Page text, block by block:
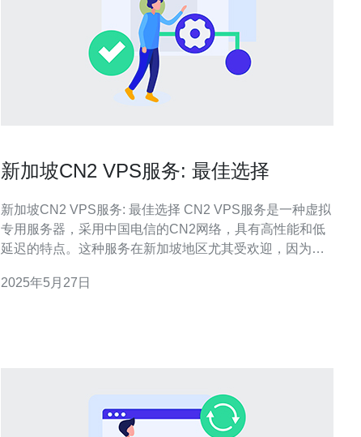
新加坡CN2 VPS服务: 最佳选择
新加坡CN2 VPS服务: 最佳选择 CN2 VPS服务是一种虚拟
专用服务器，采用中国电信的CN2网络，具有高性能和低
延迟的特点。这种服务在新加坡地区尤其受欢迎，因为新
CN2 VPS服务有以下几个优势： 高性能：CN2网络具有卓
2025年5月27日